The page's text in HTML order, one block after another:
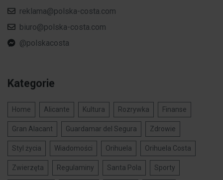
reklama@polska-costa.com
biuro@polska-costa.com
@polskacosta
Kategorie
Home Alicante Kultura Rozrywka Finanse
Gran Alacant Guardamar del Segura Zdrowie
Styl życia Wiadomości Orihuela Orihuela Costa
Zwierzęta Regulaminy Santa Pola Sporty